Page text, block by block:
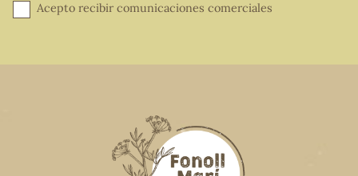
Acepto recibir comunicaciones comerciales